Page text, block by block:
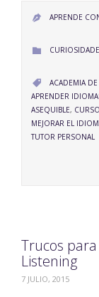
 APRENDE
 CATEGORY
 CATEGORY
ACADEMIA
APRENDER
ASEQUIBLE,
MEJORAR EL
TUTOR PERSONAL
Trucos
Listening
7 JULIO, 2015